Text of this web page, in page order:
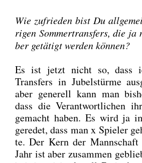
Wie zufrie­den bist Du
ri­gen Som­mer­trans­fers, die
ber getä­tigt wer­den kön­nen?
Es ist jetzt nicht so, dass
Trans­fers in Jubel­stür­me
aber gene­rell kann man
dass die Ver­ant­wort­li­chen
gemacht haben. Es wird ja
gere­det, dass man x Spie­ler
te. Der Kern der Mann­schaft
Jahr ist aber zusam­men